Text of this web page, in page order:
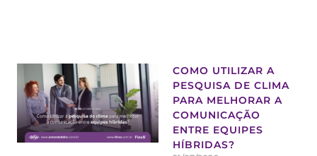
COMO UTILIZAR A
PESQUISA DE CLIMA
PARA MELHORAR A
COMUNICAÇÃO
ENTRE EQUIPES
HÍBRIDAS?